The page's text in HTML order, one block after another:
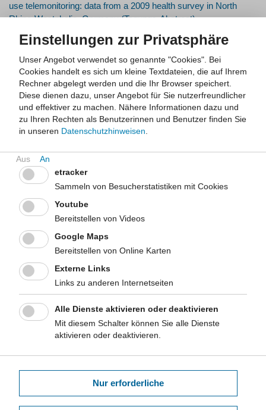
use telemonitoring: data from a 2009 health survey in North
Rhine-Westphalia, Germany (Tagungs-Abstract)
Hornberg C, Terschüren C
Telemedicine and e-health 2013, 19 (9), 692-698
Is telemonitoring an option against shortage of physicians in
rural regions? Attitude towards telemedical devices in the North
Rhine-Westphalian health survey, Germany
Terschüren C, Mensing M, Mekel O
Die Bevölkerungsbefragung zur Gesundheit 2009. Eine
repräsentative Erhebung für NRW. LIGA.Fokus 9
LIGA.NRW, 2011
Nutzung von Telemedizin zu Hause - Bekanntheitsgrad und
Einstellung in der Allgemeinbevölkerung von Nordrhein-
Westfalen (Tagungs-Abstract)
Terschüren C, Mensing M, Mekel OC
Das Gesundheitswesen. 72 (2010), P87
Das Gesundheitsverhalten in NRW: Ergebnisse aus dem
Bevölkerungssurvey 2009 (Poster)
46. Jahrestagung der DGSMP, 2010, Berlin
Gesundheitsberichterstattung NRW: Der
Einstellungen zur Privatsphäre
Unser Angebot verwendet so genannte "Cookies". Bei
Cookies handelt es sich um kleine Textdateien, die auf Ihrem
Rechner abgelegt werden und die Ihr Browser speichert.
Diese dienen dazu, unser Angebot für Sie nutzerfreundlicher
und effektiver zu machen. Nähere Informationen dazu und
zu Ihren Rechten als Benutzerinnen und Benutzer finden Sie
in unseren Datenschutzhinweisen.
etracker
Sammeln von Besucherstatistiken mit Cookies
Youtube
Bereitstellen von Videos
Google Maps
Bereitstellen von Online Karten
Externe Links
Links zu anderen Internetseiten
Alle Dienste aktivieren oder deaktivieren
Mit diesem Schalter können Sie alle Dienste
aktivieren oder deaktivieren.
Nur erforderliche